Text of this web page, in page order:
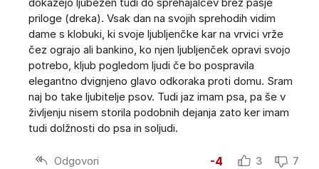
priloge (dreka). Vsak dan na svojih sprehodih vidim
dame s klobuki, ki svoje ljubljenčke kar na vrvici vrže
čez ograjo ali bankino, ko njen ljubljenček opravi svojo
potrebo, kljub pogledom ljudi če bo pospravila
elegantno dvignjeno glavo odkoraka proti domu. Sram
naj bo take ljubitelje psov. Tudi jaz imam psa, pa še v
življenju nisem storila podobnih dejanja zato ker imam
tudi dolžnosti do psa in soljudi.
Odgovori -4 3 7